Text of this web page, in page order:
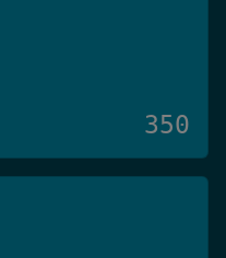
350